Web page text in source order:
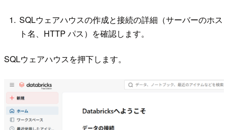
SQLウェアハウスの作成と接続の詳細（サーバーのホス
ト名、HTTP パス）を確認します。
SQLウェアハウスを押下します。